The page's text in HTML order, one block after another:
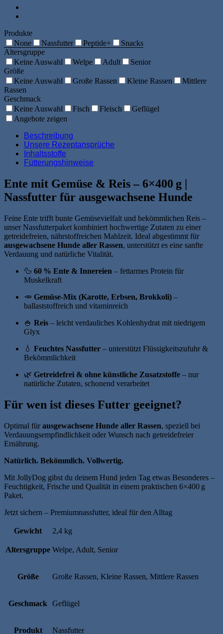
Reis
6x400g
Produkte
None
Nassfutter Peptide+
Snacks
Altersgruppe
Keine Auswahl
Welpe Adult
Senior
Größe
Keine Auswahl
Große Rassen Kleine Rassen
Mittlere
Rassen
Geschmack
Keine Auswahl
Fisch Fleisch
Geflügel
Angebote zeigen
Beschreibung
Unsere Rezeptansprüche
Inhaltsstoffe
Fütterungshinweise
Ente mit Gemüse & Reis – 6×400 g |
Nassfutter für ausgewachsene Hunde
Feine Ente trifft bunte Gemüsevielfalt und bekömmlichen Reis –
unser Nassfutterpaket kombiniert hochwertige Zutaten zu einer
getreidefreien, nährstoffreichen Mahlzeit. Ideal abgestimmt für
ausgewachsene Hunde aller Rassen, unterstützt es eine sanfte
Verdauung und natürliche Vitalität.
🦆 60 % Ente & Innereien – fettarmes Protein für
Muskelkraft
🥕 Gemüse-Mix (Karotte, Erbsen, Brokkoli) –
ballaststoffreich und vitaminreich
🍚 Reis – leicht verdauliches Kohlenhydrat mit niedrigem
Glyx
💧 Feuchtes Nassfutter – unterstützt Flüssigkeitszufuhr &
Bekömmlichkeit
🌿 Getreidefrei & ohne künstliche Zusatzstoffe – nur
natürliche Zutaten, schonend verarbeitet
Für wen ist dieses Futter geeignet?
Optimal fürausgewachsene Hunde aller Rassen, speziell bei
Verdauungsempfindlichkeit oder Wunsch nach getreidefreier
Ernährung.
Natürlich. Bekömmlich. Vollwertig.
Mit JollyDog gibst du deinem Hund jeden Tag etwas Besonderes –
Feuchtigkeit, Frische und Qualität in einem praktischen 6×400 g
Paket.
Jetzt sichern – Premiumnassfutter, ideal für den Alltag
Gewicht 2,4 kg
Altersgruppe Welpe, Adult, Senior
Größe Große Rassen, Kleine Rassen, Mittlere Rassen
Geschmack Geflügel
Produkt Nassfutter